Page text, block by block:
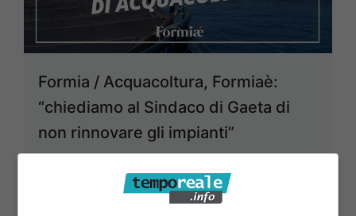
Formia / Acquacoltura, Formiaè:
“chiediamo al Sindaco di Gaeta di
non rinnovare gli impianti”